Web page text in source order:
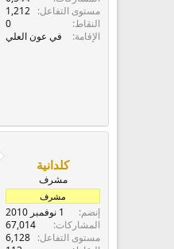
ع
مستوى التفاعل
1,212
النقاط
0
الإقامة
في عون العلي
كلدانية
مشرف
مشرف
إنضم
1 نوفمبر 2010
المشاركات
67,014
مستوى التفاعل
6,128